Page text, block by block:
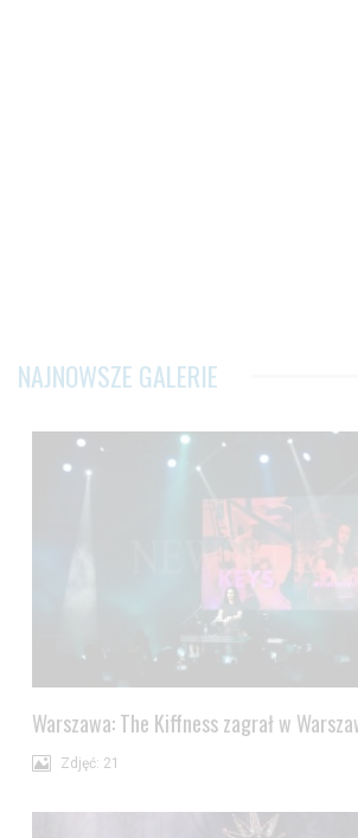
NAJNOWSZE GALERIE
Warszawa: The Kiffness zagrał w
Zdjęć: 21